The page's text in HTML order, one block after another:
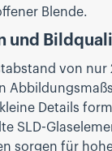
Blende.
und
von
Details
SLD-
sorgen für